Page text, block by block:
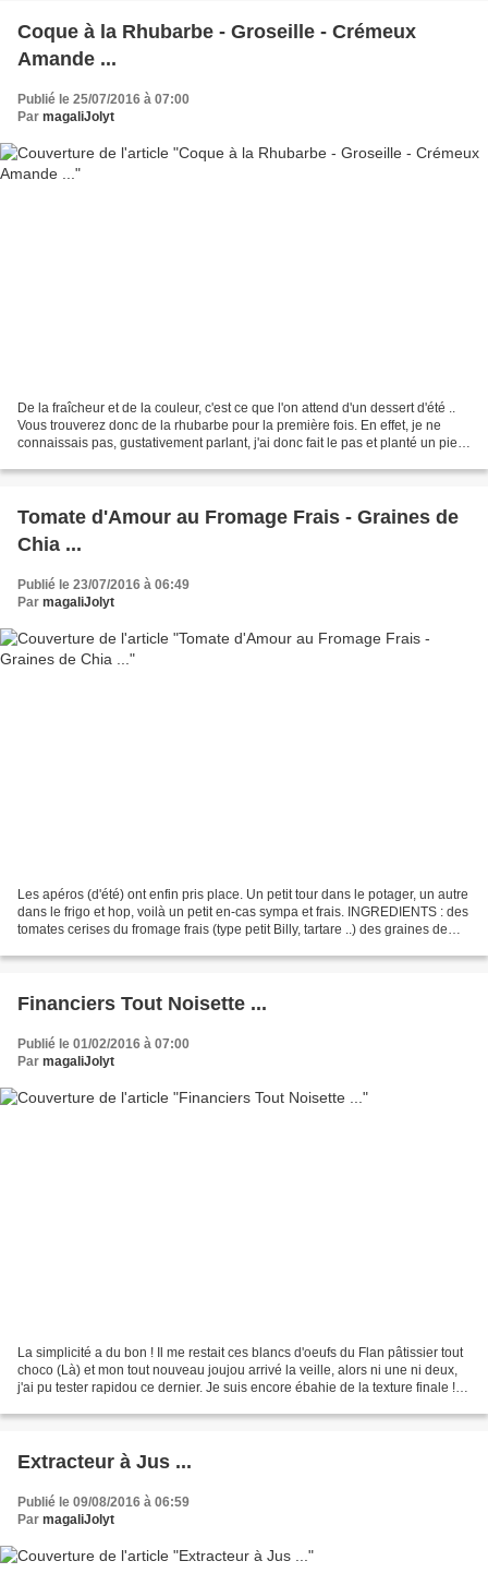
Coque à la Rhubarbe - Groseille - Crémeux
Amande ...
Publié le 25/07/2016 à 07:00
Par magaliJolyt
De la fraîcheur et de la couleur, c'est ce que l'on attend d'un dessert d'été ..
Vous trouverez donc de la rhubarbe pour la première fois. En effet, je ne
connaissais pas, gustativement parlant, j'ai donc fait le pas et planté un pied
Tomate d'Amour au Fromage Frais - Graines de
Chia ...
Publié le 23/07/2016 à 06:49
Par magaliJolyt
Les apéros (d'été) ont enfin pris place. Un petit tour dans le potager, un autre
dans le frigo et hop, voilà un petit en-cas sympa et frais. INGREDIENTS : des
tomates cerises du fromage frais (type petit Billy, tartare ..) des graines de
Financiers Tout Noisette ...
Publié le 01/02/2016 à 07:00
Par magaliJolyt
La simplicité a du bon ! Il me restait ces blancs d'oeufs du Flan pâtissier tout
choco (Là) et mon tout nouveau joujou arrivé la veille, alors ni une ni deux,
j'ai pu tester rapidou ce dernier. Je suis encore ébahie de la texture finale !
Extracteur à Jus ...
Publié le 09/08/2016 à 06:59
Par magaliJolyt